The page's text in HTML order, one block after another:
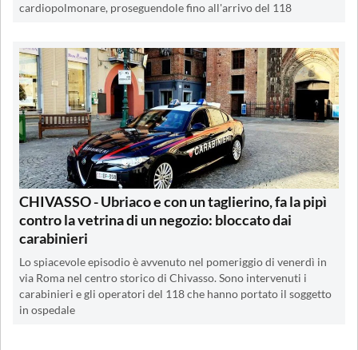
cardiopolmonare, proseguendole fino all'arrivo del 118
CHIVASSO - Ubriaco e con un taglierino, fa la pipì
contro la vetrina di un negozio: bloccato dai
carabinieri
Lo spiacevole episodio è avvenuto nel pomeriggio di venerdì in
via Roma nel centro storico di Chivasso. Sono intervenuti i
carabinieri e gli operatori del 118 che hanno portato il soggetto
in ospedale